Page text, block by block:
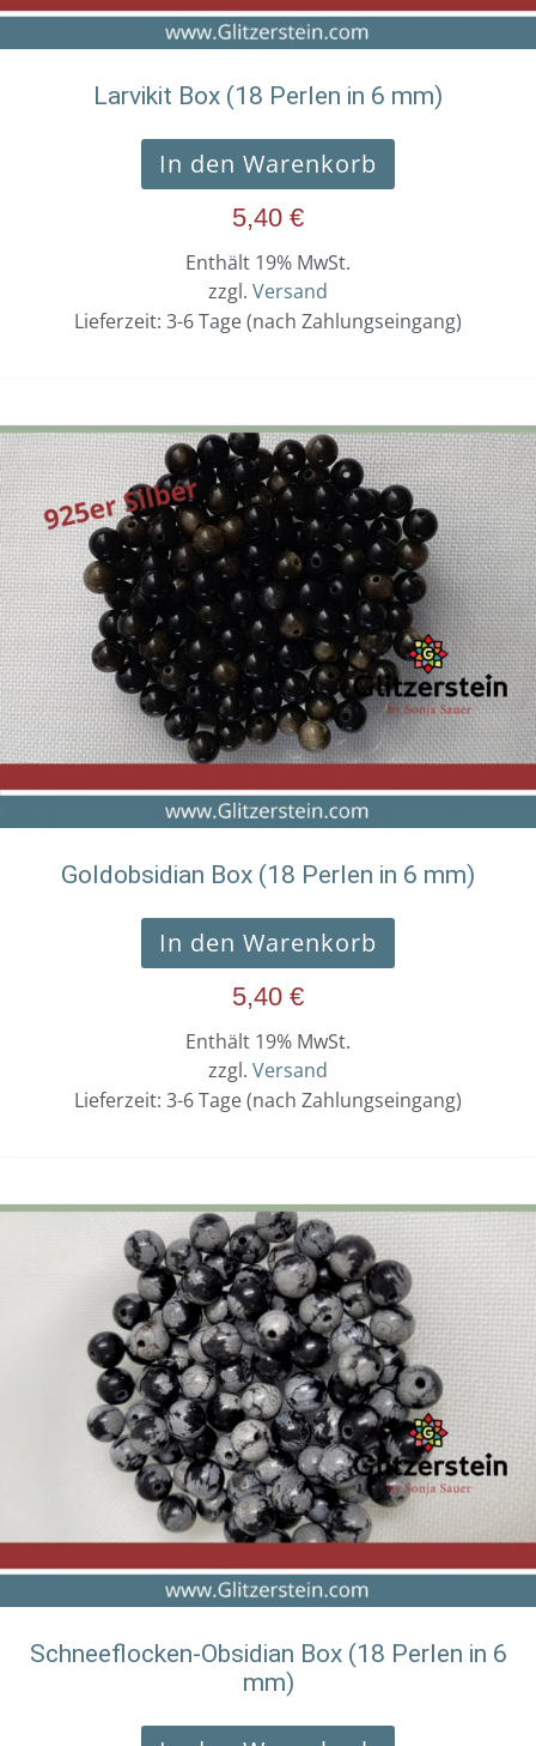
Larvikit Box (18 Perlen in 6 mm)
In den Warenkorb
5,40 €
Enthält 19% MwSt.
zzgl. Versand
Lieferzeit: 3-6 Tage (nach Zahlungseingang)
Goldobsidian Box (18 Perlen in 6 mm)
In den Warenkorb
5,40 €
Enthält 19% MwSt.
zzgl. Versand
Lieferzeit: 3-6 Tage (nach Zahlungseingang)
Schneeflocken-Obsidian Box (18 Perlen in 6
mm)